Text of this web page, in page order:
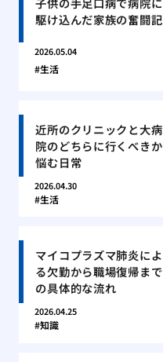
駆け込んだ家族の奮闘記
2026.05.04
生活
近所のクリニックと大病
院のどちらに行くべきか
悩む日常
2026.04.30
生活
マイコプラズマ肺炎によ
る欠勤から職場復帰まで
の具体的な流れ
2026.04.25
知識